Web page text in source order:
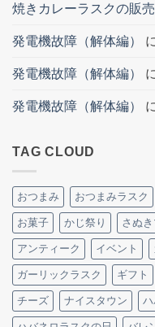
焼きカレーラスクの販
発電機故障（解体編）
発電機故障（解体編）
発電機故障（解体編）
TAG CLOUD
おつまみ おつまみラスク
お菓子 かじ祭り さぬ
アンティーク イベント
ガーリックラスク ギフト
チーズ ナイスタウン ハ